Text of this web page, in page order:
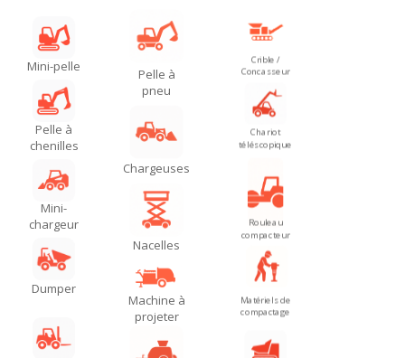
Mini-pelle
Pelle à
chenilles
Mini-
chargeur
Dumper
Pelle à
pneu
Chargeuses
Nacelles
Machine à
projeter
Crible /
Concasseur
Chariot
téléscopique
Rouleau
compacteur
Matériels de
compactage